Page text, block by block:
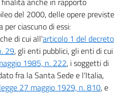
del 2000, delle opere previste
ciascuno di essi:
di cui all'articolo 1 del decreto
29, gli enti pubblici, gli enti di cui
1985, n. 222, i soggetti di
fra la Santa Sede e l'Italia,
legge 27 maggio 1929, n. 810, e